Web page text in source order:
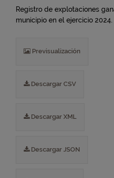
Registro de explotaciones
municipio en el ejercicio 2024.
Previsualización
Descargar CSV
Descargar XML
Descargar JSON